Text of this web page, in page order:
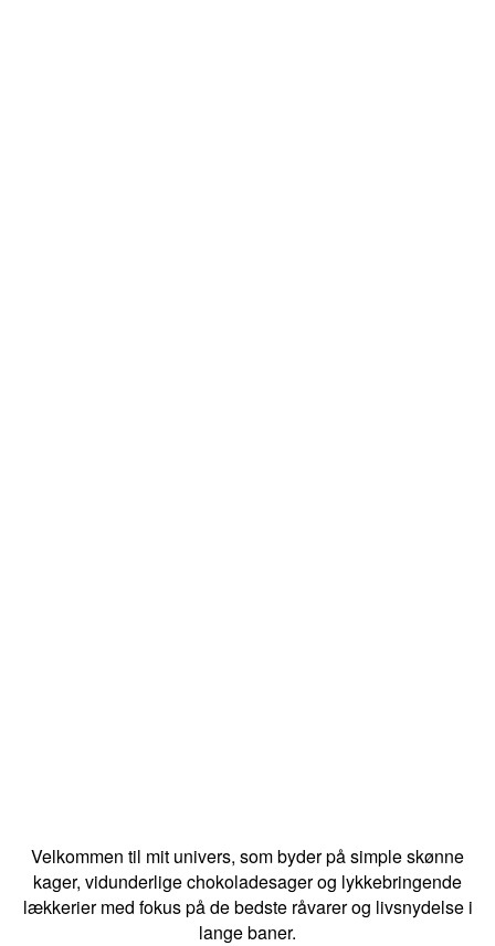
Velkommen til mit univers, som byder på simple skønne
kager, vidunderlige chokoladesager og lykkebringende
lækkerier med fokus på de bedste råvarer og livsnydelse i
lange baner.